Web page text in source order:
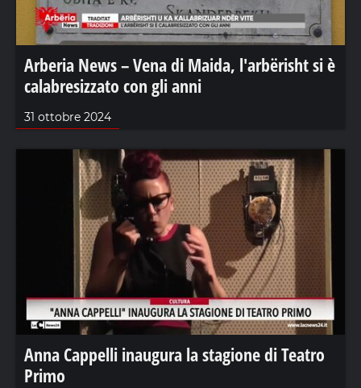
Arberia News – Vena di Maida, l'arbërisht si è
calabresizzato con gli anni
31 ottobre 2024
Anna Cappelli inaugura la stagione di Teatro
Primo